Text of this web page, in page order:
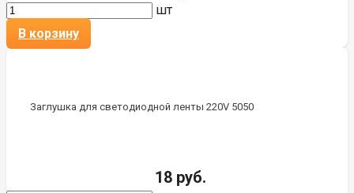
шт
В корзину
Заглушка для светодиодной ленты 220V 5050
18 руб.